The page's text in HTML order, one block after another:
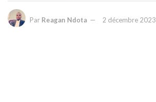
Par Reagan Ndota 2 décembre 2023